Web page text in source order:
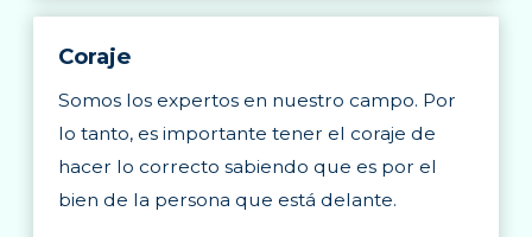
Coraje
Somos los expertos en nuestro campo. Por
lo tanto, es importante tener el coraje de
hacer lo correcto sabiendo que es por el
bien de la persona que está delante.